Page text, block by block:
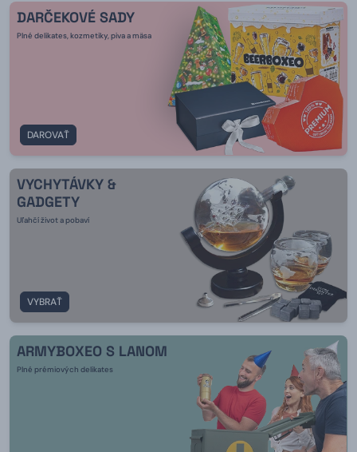
DARČEKOVÉ SADY
Plné delikates, kozmetiky, piva a mäsa
DAROVAŤ
VYCHYTÁVKY &
GADGETY
Uľahčí život a pobaví
VYBRAŤ
ARMYBOXEO S LANOM
Plné prémiových delikates